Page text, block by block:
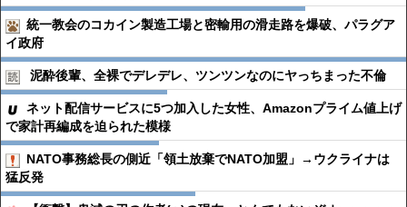
統一教会のコカイン製造工場と密輸用の滑走路を爆破、パラグア
イ政府
泥酔後輩、全裸でデレデレ、ツンツンなのにヤっちまった不倫
ネット配信サービスに5つ加入した女性、Amazonプライム値上げ
で家計再編成を迫られた模様
NATO事務総長の側近「領土放棄でNATO加盟」→ウクライナは
猛反発